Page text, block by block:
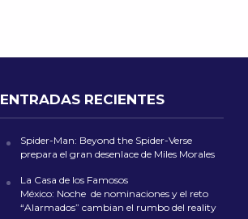
ENTRADAS RECIENTES
Spider-Man: Beyond the Spider-Verse
prepara el gran desenlace de Miles Morales
La Casa de los Famosos
México: Noche de nominaciones y el reto
“Alarmados” cambian el rumbo del reality